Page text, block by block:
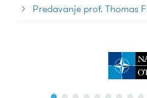
Predavanje prof. Thomas